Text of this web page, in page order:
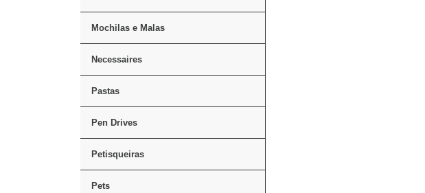
Mochilas e Malas
Necessaires
Pastas
Pen Drives
Petisqueiras
Pets